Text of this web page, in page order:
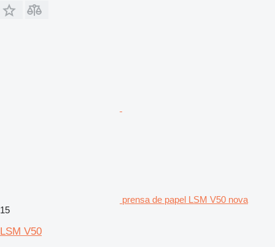
prensa de papel LSM V50 nova
15
LSM V50